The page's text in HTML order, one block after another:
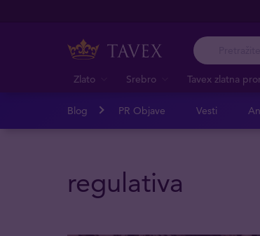
Zlato Srebro Tavex zlatna
Blog PR Objave Vesti
regulativa